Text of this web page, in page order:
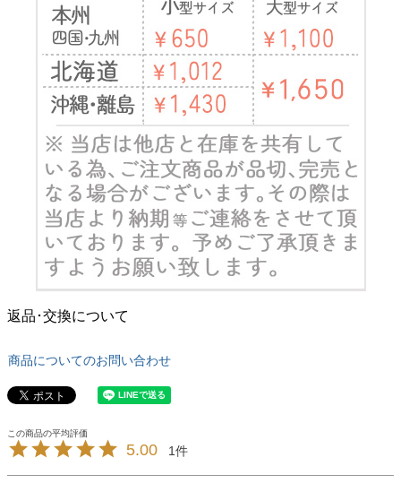
返品･交換について
商品についてのお問い合わせ
5.00 1